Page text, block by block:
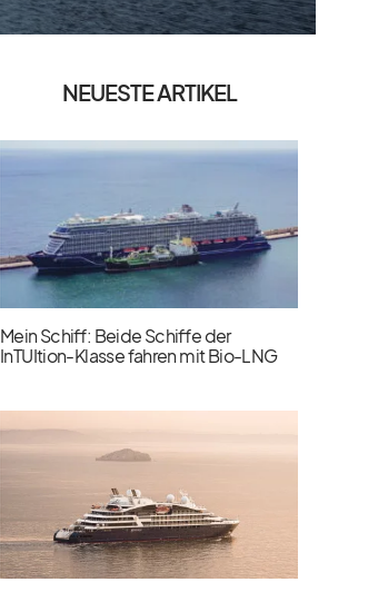
NEUESTE ARTIKEL
Mein Schiff: Beide Schiffe der
InTUItion-Klasse fahren mit Bio-LNG